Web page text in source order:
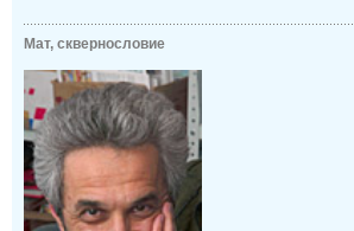
Мат, сквернословие